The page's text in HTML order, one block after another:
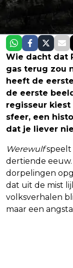
Wie dacht dat
gas terug zou
heeft de
de eerste
regisseur
sfeer, een
dat je liever
Werewulfspeelt
dertiende
dorpelingen
dat uit de mist
volksverhalen
maar een